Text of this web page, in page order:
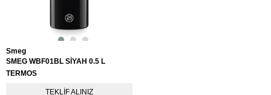
TEKLIF ALINIZ
Smeg
SMEG WBF01BL SİYAH 0.5 L
TERMOS